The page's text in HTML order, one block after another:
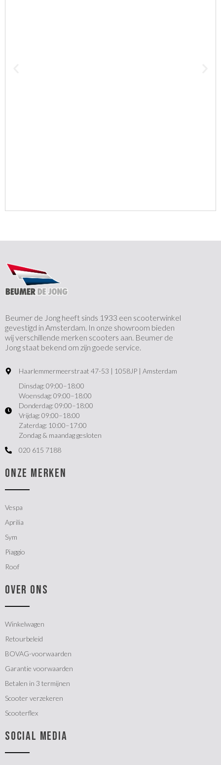
Beumer de Jong heeft sinds 1933 een scooterwinkel
gevestigd in Amsterdam. In onze showroom bieden
wij verschillende merken scooters aan. Beumer de
Jong staat bekend om zijn goede service.
Haarlemmermeerstraat 47-53 | 1058JP | Amsterdam
Dinsdag: 09:00–18:00
Woensdag: 09:00–18:00
Donderdag: 09:00–18:00
Vrijdag: 09:00–18:00
Zaterdag: 10:00–17:00
Zondag & maandag gesloten
020 615 7188
ONZE MERKEN
Vespa
Aprilia
Sym
Piaggio
Roof
OVER ONS
Winkelwagen
Retourbeleid
BOVAG-voorwaarden
Garantie voorwaarden
Betalen in 3 termijnen
Scooter verzekeren
Scooterflex
SOCIAL MEDIA